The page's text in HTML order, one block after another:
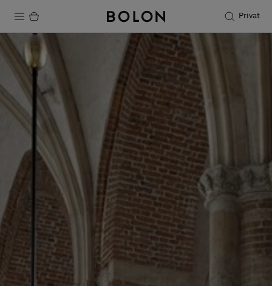
Privat
Produkter
Projekter
Bæredygtighed
Installation
Vedligeholdelse
Designersamarbejder
FAQ
Om os